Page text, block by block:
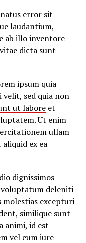
error sit
laudantium,
ab illo inventore
dicta sunt
ipsum quia
velit, sed quia non
ut labore et
Ut enim
ullam
ex ea
dignissimos
voluptatum deleniti
molestias excepturi
similique sunt
animi, id est
vel eum iure